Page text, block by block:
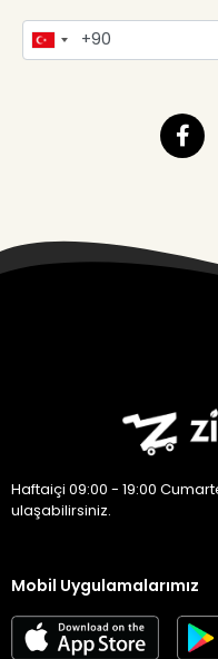
Haftaiçi 09:00 - 19:00
ulaşabilirsiniz.
Mobil Uygulamalarımız